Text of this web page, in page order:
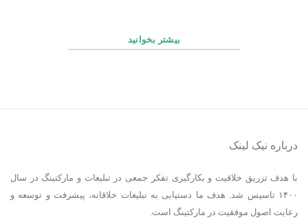
بیشتر بخوانید
درباره نیک لینک
با هدف تزریق خلاقیت و بکارگیری تفکر جمعی در تبلیغات و مارکتینگ در سال
۱۴۰۰ تاسیس شد. هدف ما دستیابی به تبلیغات خلاقانه، پیشرفت و توسعه و
رعایت اصول موفقیت در مارکتینگ است.